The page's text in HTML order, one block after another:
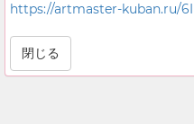
https://artmaster-kuban.ru/
閉じる